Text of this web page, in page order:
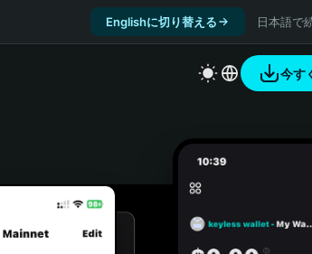
Englishに切り替える 日本語で
今す